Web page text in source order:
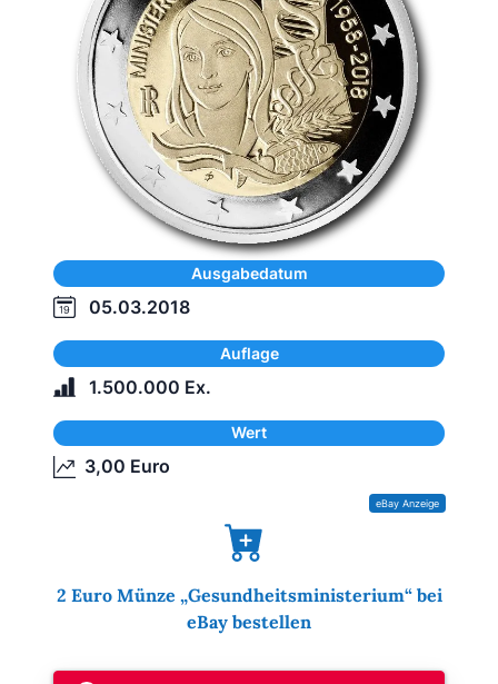
Ausgabedatum
05.03.2018
Auflage
1.500.000 Ex.
Wert
3,00 Euro
2 Euro Münze „Gesundheitsministerium“ bei
eBay bestellen